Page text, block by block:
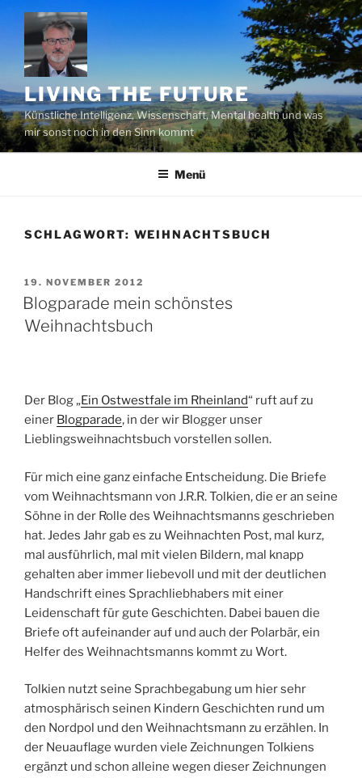
Zum
Inhalt
springen
LIVING THE FUTURE
Künstliche Intelligenz, Wissenschaft, Mental health und was
mir sonst noch in den Sinn kommt
Menü
SCHLAGWORT: WEIHNACHTSBUCH
VERÖFFENTLICHT
AM
19. NOVEMBER 2012
Blogparade mein schönstes
Weihnachtsbuch
Der Blog „Ein Ostwestfale im Rheinland“ ruft auf zu
einer Blogparade, in der wir Blogger unser
Lieblingsweihnachtsbuch vorstellen sollen.
Für mich eine ganz einfache Entscheidung. Die Briefe
vom Weihnachtsmann von J.R.R. Tolkien, die er an seine
Söhne in der Rolle des Weihnachtsmanns geschrieben
hat. Jedes Jahr gab es zu Weihnachten Post, mal kurz,
mal ausführlich, mal mit vielen Bildern, mal knapp
gehalten aber immer liebevoll und mit der deutlichen
Handschrift eines Sprachliebhabers mit einer
Leidenschaft für gute Geschichten. Dabei bauen die
Briefe oft aufeinander auf und auch der Polarbär, ein
Helfer des Weihnachtsmanns kommt zu Wort.
Tolkien nutzt seine Sprachbegabung um hier sehr
atmosphärisch seinen Kindern Geschichten rund um
den Nordpol und den Weihnachtsmann zu erzählen. In
der Neuauflage wurden viele Zeichnungen Tolkiens
ergänzt und schon alleine wegen dieser Zeichnungen